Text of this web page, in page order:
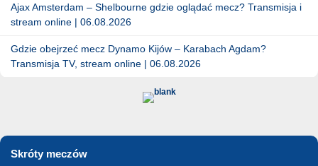
Ajax Amsterdam – Shelbourne gdzie oglądać mecz? Transmisja i
stream online | 06.08.2026
Gdzie obejrzeć mecz Dynamo Kijów – Karabach Agdam?
Transmisja TV, stream online | 06.08.2026
Skróty meczów